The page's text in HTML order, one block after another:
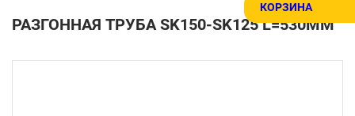
КОРЗИНА
РАЗГОННАЯ ТРУБА SK150-SK125 L=530MM